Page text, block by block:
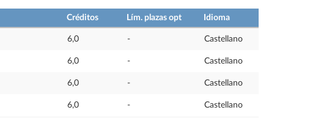
Créditos Lím. plazas opt Idioma
6,0 - Castellano
6,0 - Castellano
6,0 - Castellano
6,0 - Castellano